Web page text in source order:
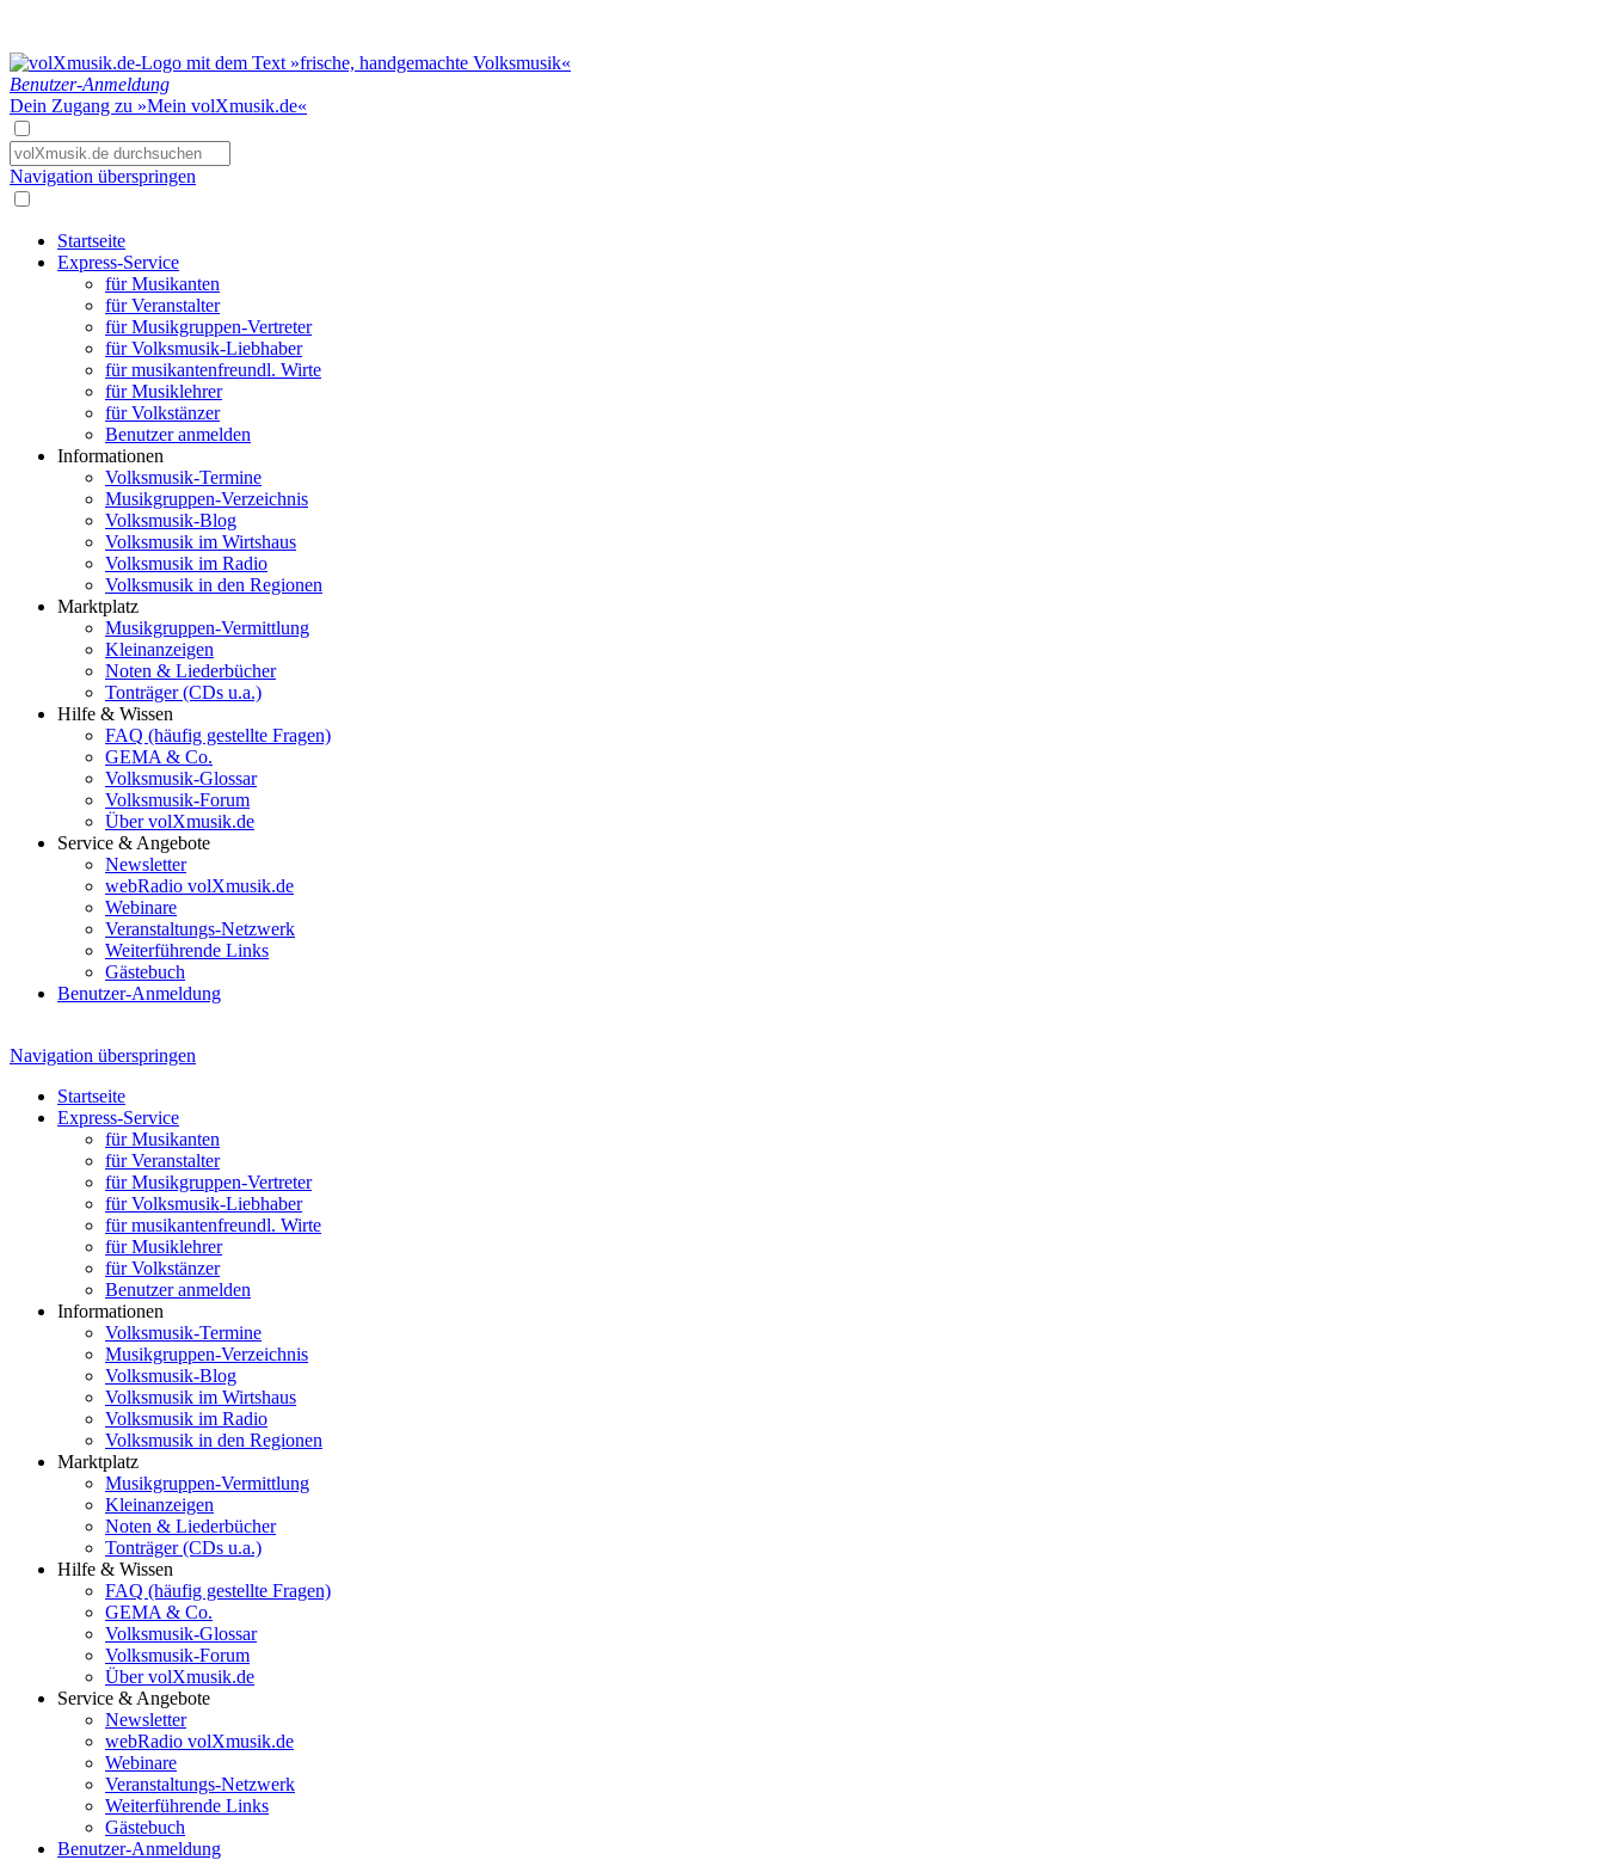
Benutzer-Anmeldung
Dein Zugang zu »Mein volXmusik.de«
Navigation überspringen
Startseite
Express-Service
für Musikanten
für Veranstalter
für Musikgruppen-Vertreter
für Volksmusik-Liebhaber
für musikantenfreundl. Wirte
für Musiklehrer
für Volkstänzer
Benutzer anmelden
Informationen
Volksmusik-Termine
Musikgruppen-Verzeichnis
Volksmusik-Blog
Volksmusik im Wirtshaus
Volksmusik im Radio
Volksmusik in den Regionen
Marktplatz
Musikgruppen-Vermittlung
Kleinanzeigen
Noten & Liederbücher
Tonträger (CDs u.a.)
Hilfe & Wissen
FAQ (häufig gestellte Fragen)
GEMA & Co.
Volksmusik-Glossar
Volksmusik-Forum
Über volXmusik.de
Service & Angebote
Newsletter
webRadio volXmusik.de
Webinare
Veranstaltungs-Netzwerk
Weiterführende Links
Gästebuch
Benutzer-Anmeldung
Navigation überspringen
Startseite
Express-Service
für Musikanten
für Veranstalter
für Musikgruppen-Vertreter
für Volksmusik-Liebhaber
für musikantenfreundl. Wirte
für Musiklehrer
für Volkstänzer
Benutzer anmelden
Informationen
Volksmusik-Termine
Musikgruppen-Verzeichnis
Volksmusik-Blog
Volksmusik im Wirtshaus
Volksmusik im Radio
Volksmusik in den Regionen
Marktplatz
Musikgruppen-Vermittlung
Kleinanzeigen
Noten & Liederbücher
Tonträger (CDs u.a.)
Hilfe & Wissen
FAQ (häufig gestellte Fragen)
GEMA & Co.
Volksmusik-Glossar
Volksmusik-Forum
Über volXmusik.de
Service & Angebote
Newsletter
webRadio volXmusik.de
Webinare
Veranstaltungs-Netzwerk
Weiterführende Links
Gästebuch
Benutzer-Anmeldung